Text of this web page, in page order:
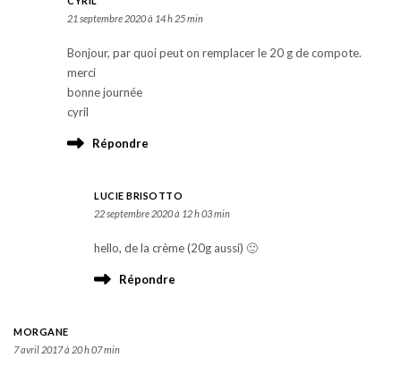
21 septembre 2020 à 14 h 25 min
Bonjour, par quoi peut on remplacer le 20 g de compote.
merci
bonne journée
cyril
Répondre
LUCIE BRISOTTO
22 septembre 2020 à 12 h 03 min
hello, de la crème (20g aussi) 🙂
Répondre
MORGANE
7 avril 2017 à 20 h 07 min